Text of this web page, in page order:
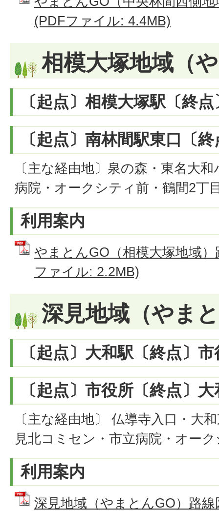
(PDFファイル: 4.4MB)
相模大塚地域（
〔起点〕相模大塚駅〔終
〔起点〕南林間駅東口〔
〔主な経由地〕泉の森・東名大
病院・オークシティ前・鶴間2丁
利用案内
やまとんGO（相模大塚地域
ファイル: 2.2MB)
深見地域（やま
〔起点〕大和駅〔終点〕
〔起点〕市役所〔終点〕
〔主な経由地〕 仏導寺入口・大
見北コミセン・市立病院・オー
利用案内
深見地域（やまとんGO）路